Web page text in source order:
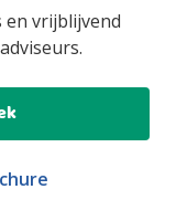
en vrijblijvend